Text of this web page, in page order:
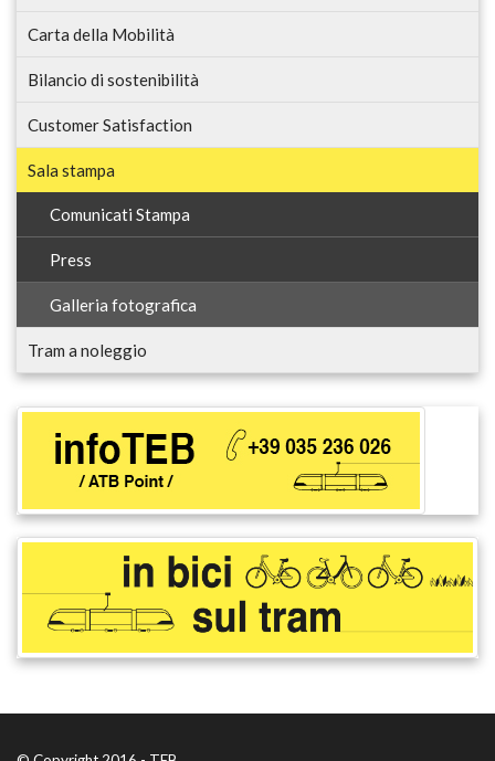
Carta della Mobilità
Bilancio di sostenibilità
Customer Satisfaction
Sala stampa
Comunicati Stampa
Press
Galleria fotografica
Tram a noleggio